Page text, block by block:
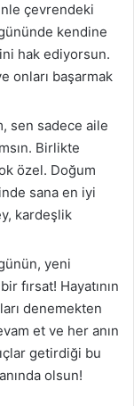
çevrendeki
kendine
hak ediyorsun.
onları başarmak
sen sadece aile
Birlikte
özel. Doğum
sana en iyi
kardeşlik
yeni
fırsat! Hayatının
denemekten
et ve her anın
getirdiği bu
olsun!